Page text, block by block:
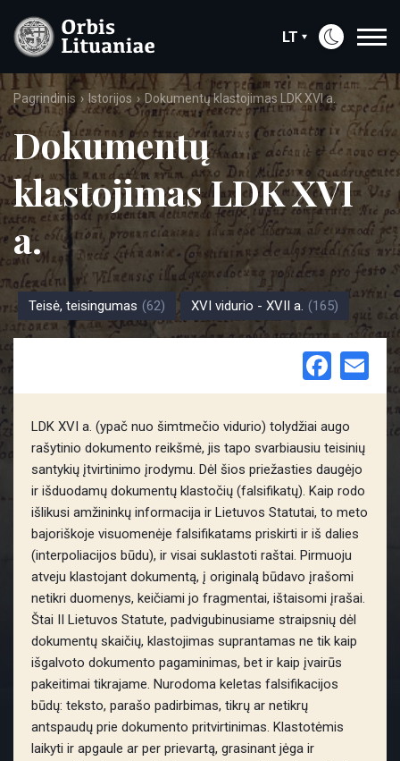
LT
Pagrindinis Istorijos Dokumentų klastojimas LDK XVI a.
Dokumentų
klastojimas LDK XVI
a.
Teisė, teisingumas (62) XVI vidurio - XVII a. (165)
LDK XVI a. (ypač nuo šimtmečio vidurio) tolydžiai augo
rašytinio dokumento reikšmė, jis tapo svarbiausiu teisinių
santykių įtvirtinimo įrodymu. Dėl šios priežasties daugėjo
ir išduodamų dokumentų klastočių (falsifikatų). Kaip rodo
išlikusi amžininkų informacija ir Lietuvos Statutai, to meto
bajoriškoje visuomenėje falsifikatams priskirti ir iš dalies
(interpoliacijos būdu), ir visai suklastoti raštai. Pirmuoju
atveju klastojant dokumentą, į originalą būdavo įrašomi
netikri duomenys, keičiami jo fragmentai, ištaisomi įrašai.
Štai II Lietuvos Statute, padvigubinusiame straipsnių dėl
dokumentų skaičių, klastojimas suprantamas ne tik kaip
išgalvoto dokumento pagaminimas, bet ir kaip įvairūs
pakeitimai tikrajame. Nurodoma keletas falsifikacijos
būdų: teksto, parašo padirbimas, tikrų ar netikrų
antspaudų prie dokumento pritvirtinimas. Klastotėmis
laikyti ir apgaule ar per prievartą, grasinant jėga ir